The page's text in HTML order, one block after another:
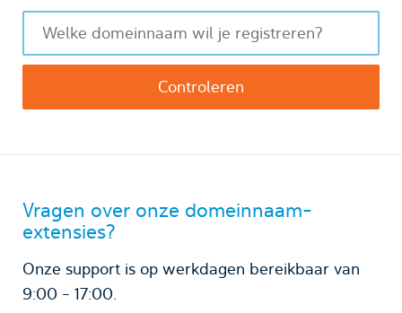
Vragen over onze domeinnaam-
extensies?
Onze support is op werkdagen bereikbaar van
9:00 - 17:00.